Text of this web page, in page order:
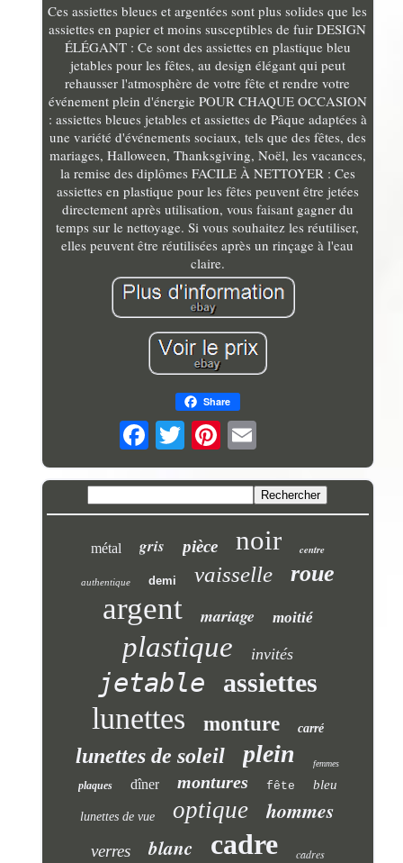
Ces assiettes bleues et argentées sont plus solides que les
assiettes en papier et moins susceptibles de fuir DESIGN
ÉLÉGANT : Ce sont des assiettes en plastique bleu
jetables pour les fêtes, au design élégant qui peut
rehausser l'atmosphère de votre fête et rendre votre
événement plein d'énergie POUR CHAQUE OCCASION
: assiettes bleues jetables et assiettes de Pâque adaptées à
une variété d'événements sociaux, tels que des fêtes, des
mariages, Halloween, Thanksgiving, Noël, les vacances,
la remise des diplômes FACILE À NETTOYER : Ces
assiettes en plastique pour les fêtes peuvent être jetées
directement après utilisation, vous faisant gagner du
temps sur le nettoyage. Si vous souhaitez les réutiliser,
elles peuvent être réutilisées après un rinçage à l'eau
claire.
Share
métal gris pièce noir centre
authentique demi vaisselle roue
argent mariage moitié
plastique invités
jetable assiettes
lunettes monture carré
lunettes de soleil plein femmes
plaques dîner montures fête bleu
lunettes de vue optique hommes
verres blanc cadre cadres